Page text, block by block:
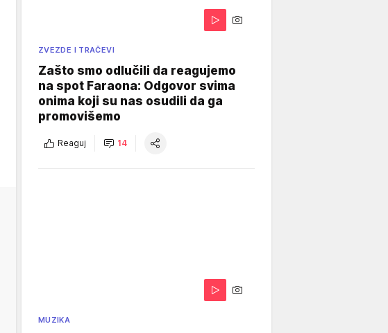
ZVEZDE I TRAČEVI
Zašto smo odlučili da reagujemo
na spot Faraona: Odgovor svima
onima koji su nas osudili da ga
promovišemo
Reaguj 14
MUZIKA